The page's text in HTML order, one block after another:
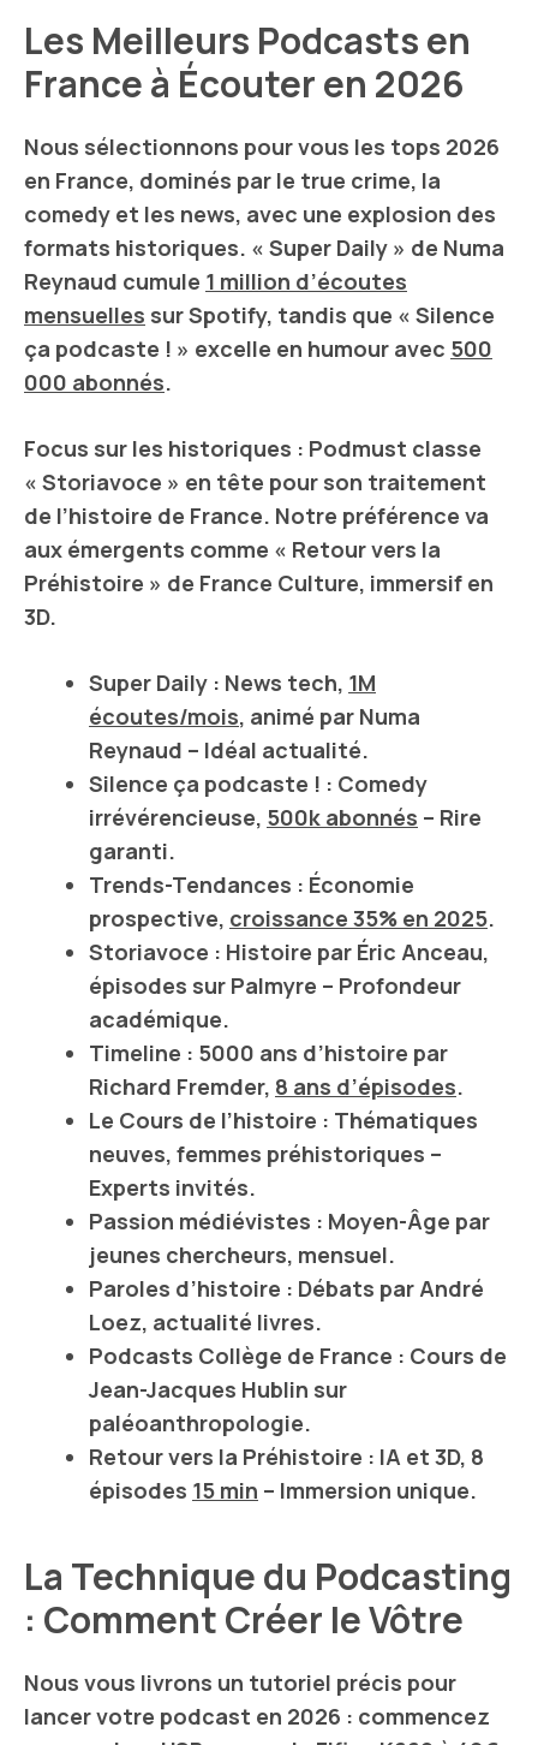
Les Meilleurs Podcasts en
France à Écouter en 2026
Nous sélectionnons pour vous les tops 2026
en France, dominés par le true crime, la
comedy et les news, avec une explosion des
formats historiques. « Super Daily » de Numa
Reynaud cumule 1 million d’écoutes
mensuelles surSpotify, tandis que « Silence
ça podcaste ! » excelle en humour avec 500
000 abonnés.
Focus sur les historiques : Podmust classe
« Storiavoce » en tête pour son traitement
de l’histoire de France. Notre préférence va
aux émergents comme « Retour vers la
Préhistoire » de France Culture, immersif en
3D.
Super Daily : News tech, 1M
écoutes/mois, animé par Numa
Reynaud – Idéal actualité.
Silence ça podcaste ! : Comedy
irrévérencieuse, 500k abonnés – Rire
garanti.
Trends-Tendances : Économie
prospective, croissance 35% en 2025.
Storiavoce : Histoire par Éric Anceau,
épisodes sur Palmyre – Profondeur
académique.
Timeline : 5000 ans d’histoire par
Richard Fremder, 8 ans d’épisodes.
Le Cours de l’histoire : Thématiques
neuves, femmes préhistoriques –
Experts invités.
Passion médiévistes : Moyen-Âge par
jeunes chercheurs, mensuel.
Paroles d’histoire : Débats par André
Loez, actualité livres.
Podcasts Collège de France : Cours de
Jean-Jacques Hublin sur
paléoanthropologie.
Retour vers la Préhistoire : IA et 3D, 8
épisodes 15 min – Immersion unique.
La Technique du Podcasting
: Comment Créer le Vôtre
Nous vous livrons un tutoriel précis pour
lancer votre podcast en 2026 : commencez